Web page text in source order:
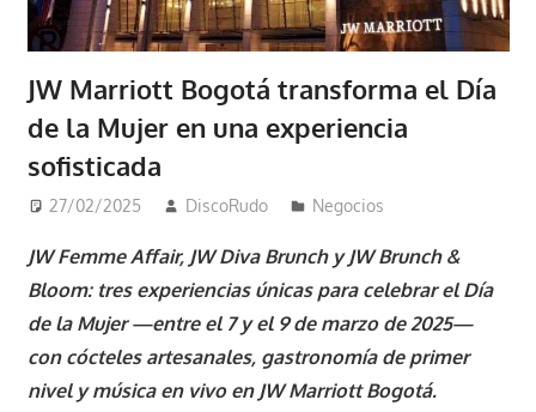
JW Marriott Bogotá transforma el Día
de la Mujer en una experiencia
sofisticada
27/02/2025 DiscoRudo Negocios
JW Femme Affair, JW Diva Brunch y JW Brunch &
Bloom: tres experiencias únicas para celebrar el Día
de la Mujer —entre el 7 y el 9 de marzo de 2025—
con cócteles artesanales, gastronomía de primer
nivel y música en vivo en JW Marriott Bogotá.